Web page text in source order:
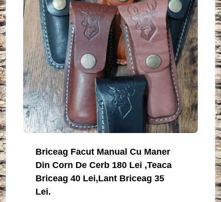
Briceag Facut Manual Cu Maner
Din Corn De Cerb 180 Lei ,teaca
Briceag 40 Lei,lant Briceag 35
Lei.